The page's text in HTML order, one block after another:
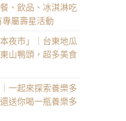
、飲品、冰淇淋吃
屬壽星活動
夜市」｜台東地瓜
山鴨頭，超多美食
一起來探索養樂多
送你喝一瓶養樂多